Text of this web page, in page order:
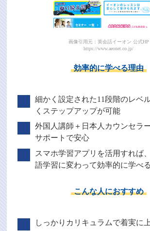
画像引用元：英会話イーオン 公式HP
https://www.aeonet.co.jp/
効率的に学べる理由
細かく設定された11段階のレベ
くステップアップが可能
外国人講師＋日本人カウンセラ
サポートで安心
スマホ学習アプリを活用すれば
語学習に変わって効率的に学べる
こんな人におすすめ
しっかりカリキュラムで着実に